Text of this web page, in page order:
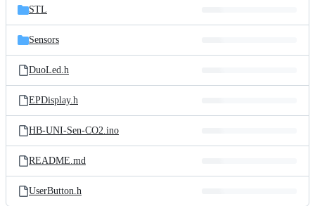
STL
Sensors
DuoLed.h
EPDisplay.h
HB-UNI-Sen-CO2.ino
README.md
UserButton.h